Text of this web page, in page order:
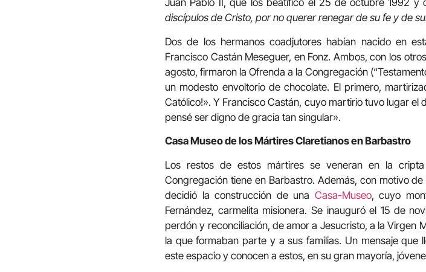
Juan Pablo II, que los beatificó el 25 de octubre 1992 y
discípulos de Cristo, por no querer renegar de su fe y de
Dos de los hermanos coadjutores habían nacido en
Francisco Castán Meseguer, en Fonz. Ambos, con los
agosto, firmaron la Ofrenda a la Congregación
un modesto envoltorio de chocolate. El primero,
Católico!». Y Francisco Castán, cuyo martirio tuvo lugar el
pensé ser digno de gracia tan singular».
Casa Museo de los Mártires Claretianos en Barbastro
Los restos de estos mártires se veneran en la
Congregación tiene en Barbastro. Además, con motivo
decidió la construcción de una Casa-Museo, cuyo
Fernández, carmelita misionera. Se inauguró el 15 de
perdón y reconciliación, de amor a Jesucristo, a la Virgen
la que formaban parte y a sus familias. Un mensaje que
este espacio y conocen a estos, en su gran mayoría,